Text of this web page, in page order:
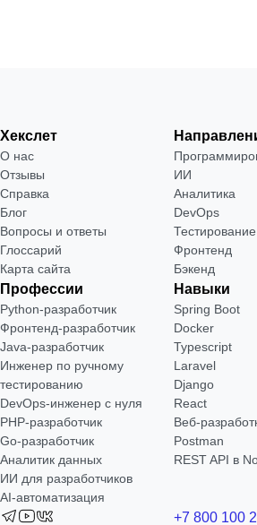
Хекслет
О нас
Отзывы
Справка
Блог
Вопросы и ответы
Глоссарий
Карта сайта
ИИ
Аналитика
DevOps
Тестирование
Фронтенд
Бэкенд
Профессии
Python-разработчик
Фронтенд-разработчик
Java-разработчик
Инженер по ручному
тестированию
DevOps-инженер с нуля
РНР-разработчик
Go-разработчик
Аналитик данных
ИИ для разработчиков
AI-автоматизация
Навыки
Spring Boot
Docker
Typescript
Laravel
Django
React
Веб-
Postman
REST API в
+7 800 100